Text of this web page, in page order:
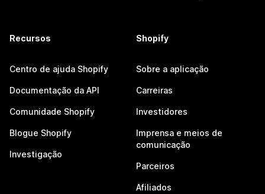
Recursos
Centro de ajuda Shopify
Documentação da API
Comunidade Shopify
Blogue Shopify
Investigação
Shopify
Sobre a aplicação
Carreiras
Investidores
Imprensa e meios de
comunicação
Parceiros
Afiliados